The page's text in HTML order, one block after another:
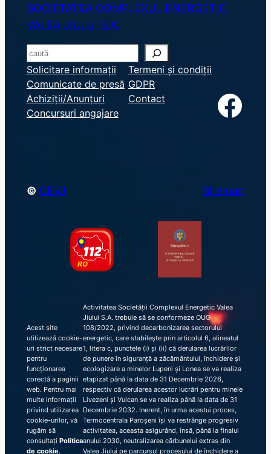
SOCIETATEA COMPLEXUL ENERGETIC
VALEA JIULUI S.A.
S
e
a
r
c
Solicitare informații
Comunicate de presă
Achiziții/Anunțuri
Concursuri angajare
Termeni și condiții
GDPR
Contact
Facebook
© CEVJ Sitemap
Acest site
utilizează cookie-
uri strict necesare
pentru
funcționarea
corectă a paginii
web. Pentru mai
multe informații
privind utilizarea
cookie-urilor, vă
rugăm să
consultați Politica
de cookie.
Activitatea Societății Complexul Energetic Valea
Jiului S.A. trebuie să se conformeze OUG
108/2022, privind decarbonizarea sectorului
energetic, care stabilește prin articolul 6, alineatul
1, litera c, punctele (i) și (ii) că derularea lucrărilor
de punere în siguranță a zăcământului, închidere și
ecologizare a minelor Lupeni și Lonea se va realiza
etapizat până la data de 31 Decembrie 2026,
respectiv că derularea acestor lucrări pentru minele
Livezeni și Vulcan se va realiza până la data de 31
Decembrie 2032. Inerent, în urma acestui proces,
Termocentrala Paroșeni își va restrânge progresiv
activitatea, aceasta asigurând, însă, până la finalul
anului 2030, neutralizarea cărbunelui extras din
Valea Jiului pe parcursul procesului de închidere a